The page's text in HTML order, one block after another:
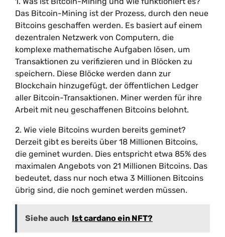
Das Bitcoin-Mining ist der Prozess, durch den neue
Bitcoins geschaffen werden. Es basiert auf einem
dezentralen Netzwerk von Computern, die
komplexe mathematische Aufgaben lösen, um
Transaktionen zu verifizieren und in Blöcken zu
speichern. Diese Blöcke werden dann zur
Blockchain hinzugefügt, der öffentlichen Ledger
aller Bitcoin-Transaktionen. Miner werden für ihre
Arbeit mit neu geschaffenen Bitcoins belohnt.
2. Wie viele Bitcoins wurden bereits geminet?
Derzeit gibt es bereits über 18 Millionen Bitcoins,
die geminet wurden. Dies entspricht etwa 85% des
maximalen Angebots von 21 Millionen Bitcoins. Das
bedeutet, dass nur noch etwa 3 Millionen Bitcoins
übrig sind, die noch geminet werden müssen.
Siehe auch Ist cardano ein NFT?